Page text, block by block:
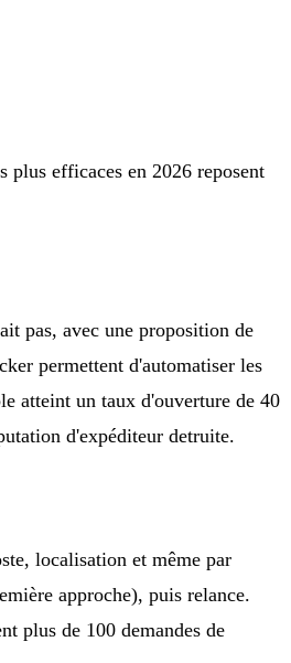
plus efficaces en 2026 reposent
pas, avec une proposition de
permettent d'automatiser les
atteint un taux d'ouverture de 40
d'expéditeur detruite.
localisation et même par
approche), puis relance.
plus de 100 demandes de